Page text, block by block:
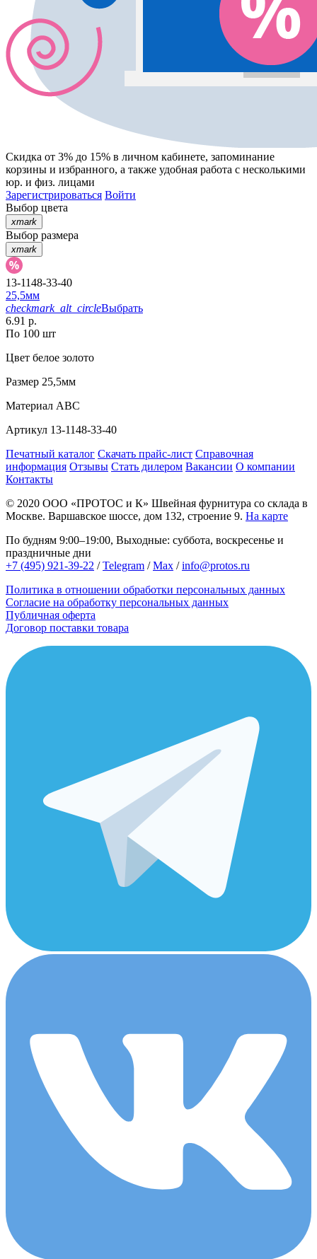
Скидка от 3% до 15% в личном кабинете, запоминание
корзины и избранного, а также удобная работа с несколькими
юр. и физ. лицами
Зарегистрироваться Войти
Выбор цвета
xmark
Выбор размера
xmark
13-1148-33-40
25,5мм
checkmark_alt_circleВыбрать
6.91 р.
По 100 шт
Цвет белое золото
Размер 25,5мм
Материал АВС
Артикул 13-1148-33-40
Печатный каталог Скачать прайс-лист Справочная
информация Отзывы Стать дилером Вакансии О компании
Контакты
© 2020 ООО «ПРОТОС и К» Швейная фурнитура со склада в
Москве. Варшавское шоссе, дом 132, строение 9. На карте
По будням 9:00–19:00, Выходные: суббота, воскресенье и
праздничные дни
+7 (495) 921-39-22 /Telegram /Max /info@protos.ru
Политика в отношении обработки персональных данных
Согласие на обработку персональных данных
Публичная оферта
Договор поставки товара